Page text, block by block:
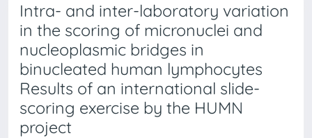
Intra- and inter-laboratory variation
in the scoring of micronuclei and
nucleoplasmic bridges in
binucleated human lymphocytes
Results of an international slide-
scoring exercise by the HUMN
project